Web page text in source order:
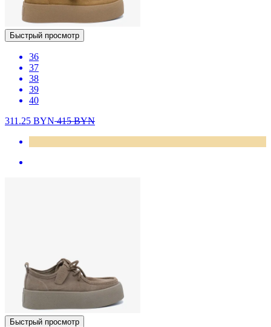
Быстрый просмотр
36
37
38
39
40
311.25 BYN415BYN
Быстрый просмотр